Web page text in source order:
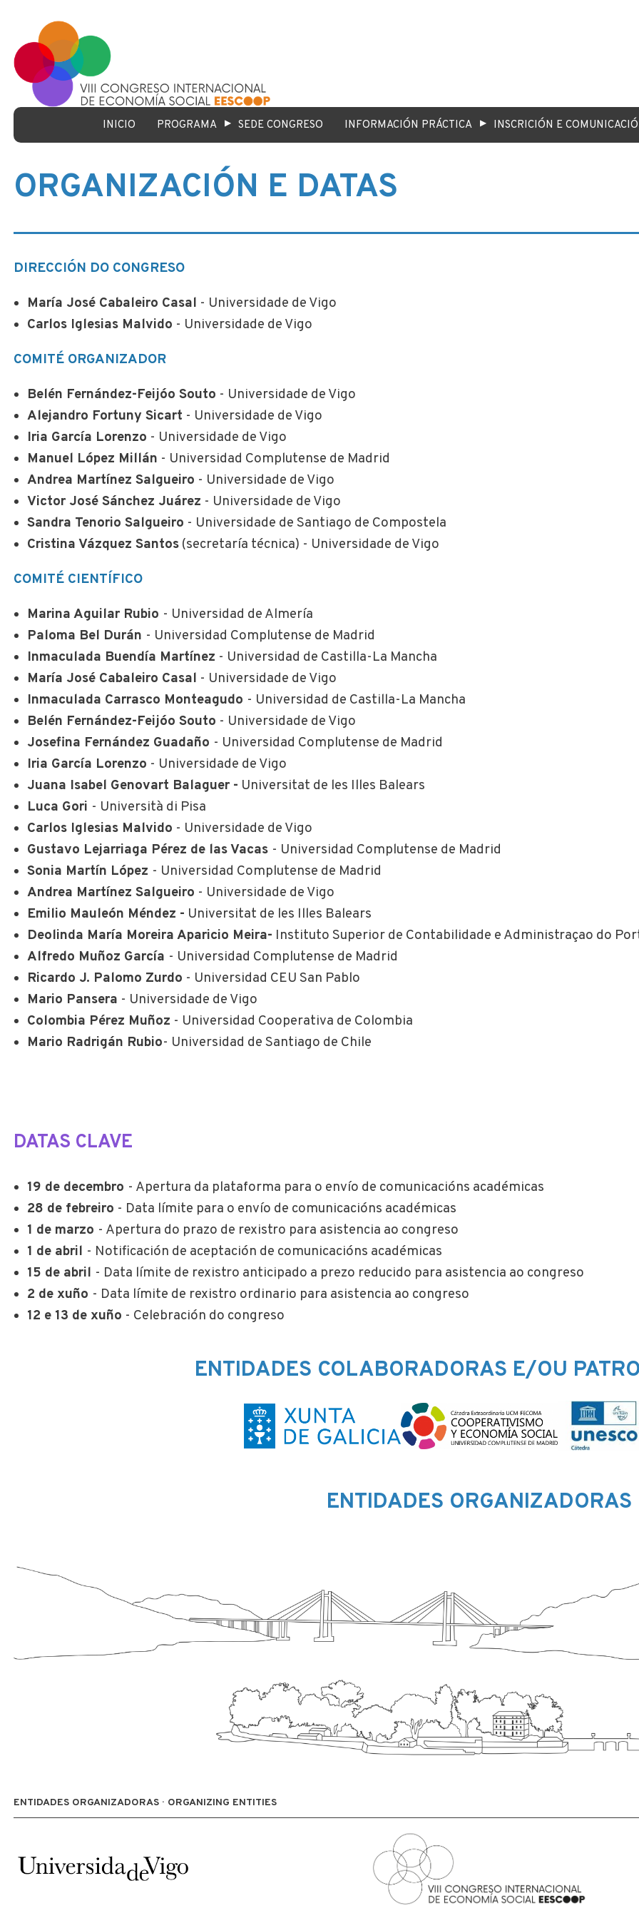
INICIO ▶
PROGRAMA SEDE CONGRESO ▶
INFORMACIÓN PRÁCTICA INSCRICIÓN E
ORGANIZACIÓN E DATAS
DIRECCIÓN DO CONGRESO
María José Cabaleiro Casal - Universidade de Vigo
Carlos Iglesias Malvido - Universidade de Vigo
COMITÉ ORGANIZADOR
Belén Fernández-Feijóo Souto - Universidade de Vigo
Alejandro Fortuny Sicart - Universidade de Vigo
Iria García Lorenzo - Universidade de Vigo
Manuel López Millán - Universidad Complutense de Madrid
Andrea Martínez Salgueiro - Universidade de Vigo
Victor José Sánchez Juárez - Universidade de Vigo
Sandra Tenorio Salgueiro - Universidade de Santiago de Compostela
Cristina Vázquez Santos (secretaría técnica) - Universidade de Vigo
COMITÉ CIENTÍFICO
Marina Aguilar Rubio - Universidad de Almería
Paloma Bel Durán - Universidad Complutense de Madrid
Inmaculada Buendía Martínez - Universidad de Castilla-La Mancha
María José Cabaleiro Casal - Universidade de Vigo
Inmaculada Carrasco Monteagudo - Universidad de Castilla-La Mancha
Belén Fernández-Feijóo Souto - Universidade de Vigo
Josefina Fernández Guadaño - Universidad Complutense de Madrid
Iria García Lorenzo - Universidade de Vigo
Juana Isabel Genovart Balaguer - Universitat de les Illes Balears
Luca Gori - Università di Pisa
Carlos Iglesias Malvido - Universidade de Vigo
Gustavo Lejarriaga Pérez de las Vacas - Universidad Complutense de Madrid
Sonia Martín López - Universidad Complutense de Madrid
Andrea Martínez Salgueiro - Universidade de Vigo
Emilio Mauleón Méndez - Universitat de les Illes Balears
Deolinda María Moreira Aparicio Meira- Instituto Superior de Contabilidade e Administraçao do
Alfredo Muñoz García - Universidad Complutense de Madrid
Ricardo J. Palomo Zurdo - Universidad CEU San Pablo
Mario Pansera - Universidade de Vigo
Colombia Pérez Muñoz - Universidad Cooperativa de Colombia
Mario Radrigán Rubio- Universidad de Santiago de Chile
DATAS CLAVE
19 de decembro - Apertura da plataforma para o envío de comunicacións académicas
28 de febreiro - Data límite para o envío de comunicacións académicas
1 de marzo - Apertura do prazo de rexistro para asistencia ao congreso
1 de abril - Notificación de aceptación de comunicacións académicas
15 de abril - Data límite de rexistro anticipado a prezo reducido para asistencia ao congreso
2 de xuño - Data límite de rexistro ordinario para asistencia ao congreso
12 e 13 de xuño - Celebración do congreso
ENTIDADES COLABORADORAS E/OU
ENTIDADES ORGANIZADORAS
ENTIDADES ORGANIZADORAS · ORGANIZING ENTITIES